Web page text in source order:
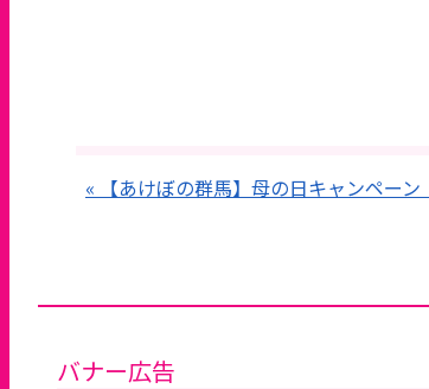
« 【あけぼの群馬】母の日キャンペーン
バナー広告